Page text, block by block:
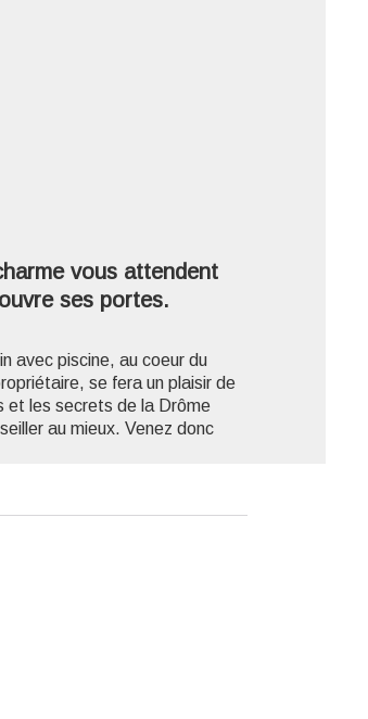
vous attendent
ses portes.
avec piscine, au coeur du
se fera un plaisir de
et les secrets de la Drôme
au mieux. Venez donc